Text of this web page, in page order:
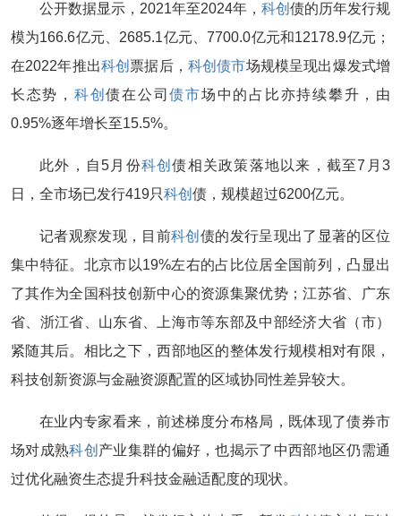
公开数据显示，2021年至2024年， 科创 债的历年发行规
模为166.6亿元、2685.1亿元、7700.0亿元和12178.9亿元；
在2022年推出科创 票据后， 科创债市场规模呈现出爆发式增
长态势， 科创债在公司债市场中的占比亦持续攀升，由
0.95%逐年增长至15.5%。
此外，自5月份科创债相关政策落地以来，截至7月3
日，全市场已发行419只科创 债，规模超过6200亿元。
记者观察发现，目前科创 债的发行呈现出了显著的区位
集中特征。北京市以19%左右的占比位居全国前列，凸显出
了其作为全国科技创新中心的资源集聚优势；江苏省、广东
省、浙江省、山东省、上海市等东部及中部经济大省（市）
紧随其后。相比之下，西部地区的整体发行规模相对有限，
科技创新资源与金融资源配置的区域协同性差异较大。
在业内专家看来，前述梯度分布格局，既体现了债券市
场对成熟科创 产业集群的偏好，也揭示了中西部地区仍需通
过优化融资生态提升科技金融适配度的现状。